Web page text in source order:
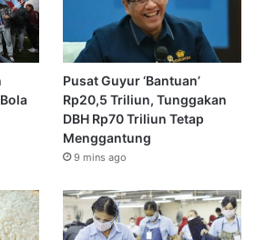
Pusat Guyur ‘Bantuan’
Rp20,5 Triliun, Tunggakan
DBH Rp70 Triliun Tetap
Menggantung
9 mins ago